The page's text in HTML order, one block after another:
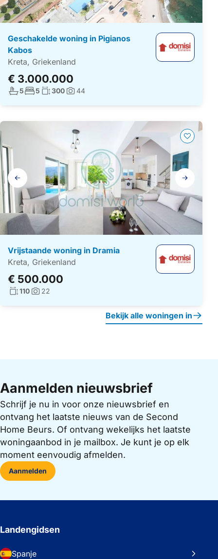
Geschakelde woning in Pigianos
Kabos
Kreta, Griekenland
€ 3.000.000
Aantal badkamers:
5Aantal slaapkamers:
5 Woonoppervlakte:
300Foto's:
44
Galerij
navigatie
Vrijstaande woning in Dramia
Kreta, Griekenland
€ 500.000
Woonoppervlakte:
110Foto's:
22
Bekijk alle woningen in
Aanmelden nieuwsbrief
Schrijf je nu in voor onze nieuwsbrief en
ontvang het laatste nieuws van de Second
Home Beurs. Of ontvang wekelijks het laatste
woningaanbod in je mailbox. Je kunt je op elk
moment eenvoudig afmelden.
Aanmelden
Landengidsen
Spanje